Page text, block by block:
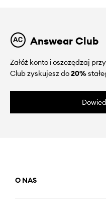
Answear Club
Załóż konto i oszczędzaj
Club zyskujesz do20%
O NAS